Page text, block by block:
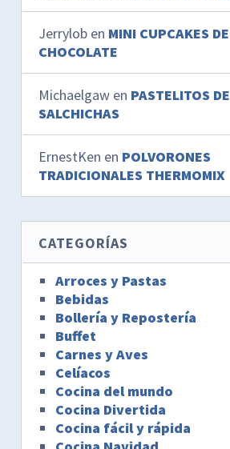
Jerrylob en MINI CUPCAKES DE
CHOCOLATE
Michaelgaw en PASTELITOS DE
SALCHICHAS
ErnestKen en POLVORONES
TRADICIONALES THERMOMIX
CATEGORÍAS
Arroces y Pastas
Bebidas
Bollería y Repostería
Buffet
Carnes y Aves
Celíacos
Cocina del mundo
Cocina Divertida
Cocina fácil y rápida